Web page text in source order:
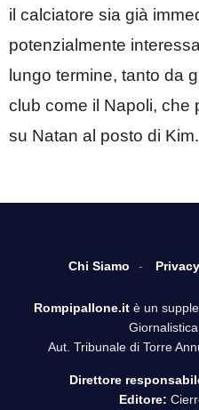
il calciatore sia già
potenzialmente
lungo termine, tanto da
club come il Napoli, che
su Natan al posto di Kim.
Chi Siamo
Rompipallone.it è un
Aut. Tribunale di Torre
Direttore
Editore: